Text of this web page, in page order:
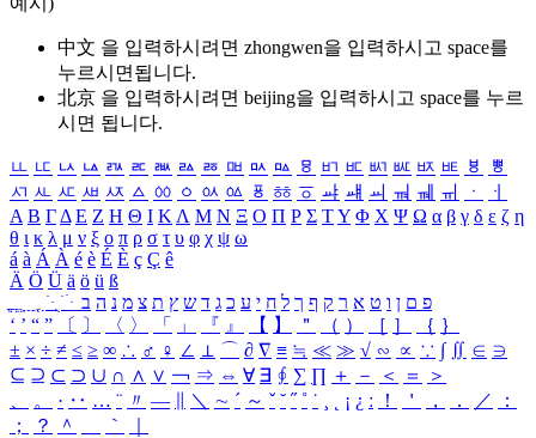
中文 을 입력하시려면 zhongwen을 입력하시고 space를
누르시면됩니다.
北京 을 입력하시려면 beijing을 입력하시고 space를 누르
시면 됩니다.
ㅥ ㅦ ㅧ ㅨ ㅩ ㅪ ㅫ ㅬ ㅭ ㅮ ㅯ ㅰ ㅱ ㅲ ㅳ ㅴ ㅵ ㅶ ㅷ ㅸ
ㅹ
ㅺ ㅻ ㅼ ㅽ ㅾ ㅿ ㆀ ㆁ ㆂ ㆃ ㆄ ㆅ ㆆ ㆇ ㆈ ㆉ ㆊ ㆋ ㆌ ㆍ
ㆎ
Α Β ΓΔ Ε Ζ Η Θ Ι ΚΛ Μ Ν Ξ Ο Π Ρ Σ ΤΥ Φ Χ Ψ Ω α β γ δ ε ζ η
θ ι κ λ μ ν ξ ο π ρ σ τ υ φ χ ψ ω
á à Á À é è É È ç Ç ê
Ä Ö Ü ä ö ü ß
ִֶֹ ֻּ ׁׂ פ ם ן ו ט א ר ק ף ך ל ח י ע כ ג ד ש ץ ת צ מ נ ה ב
‘ ’ “ ” 〔 〕 〈 〉 「 」 『 』 【 】 ＂ （ ） ［ ］ ｛ ｝
± × ÷ ≠ ≤ ≥ ∞ ∴ ♂ ♀ ∠ ⊥ ⌒ ∂ ∇ ≡ ≒ ≪ ≫ √ ∽ ∝ ∵ ∫ ∬ ∈ ∋
⊆ ⊇ ⊂ ⊃ ∪ ∩ ∧ ∨ ￢ ⇒ ⇔ ∀ ∃ ∮ ∑ ∏ ＋ － ＜ ＝
＞
、
。 · ‥ … ¨ 〃 ― ＼ ∼ ´ ～ ˇ ˘ ˝ ˚ ˙ ¸ ¡ ¿ ː ！ ＇ ， ． ／
：
；
？ ＾ ｀